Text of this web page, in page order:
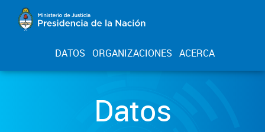
DATOS ORGANIZACIONES ACERCA
Datos